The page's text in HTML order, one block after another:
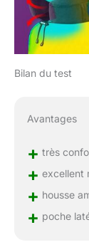
Bilan du test
Avantages
+ très
+ excellent
+ housse
+ poche